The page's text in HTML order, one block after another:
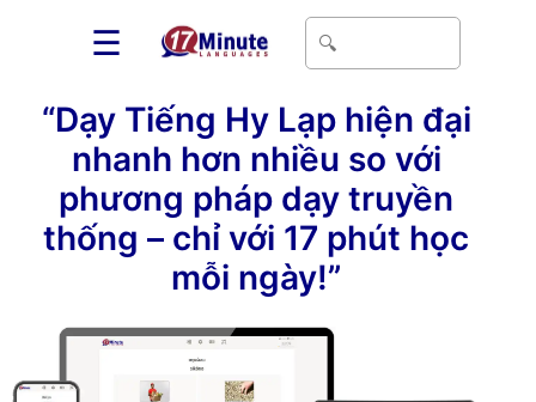
☰
“Dạy Tiếng Hy Lạp hiện đại
nhanh hơn nhiều so với
phương pháp dạy truyền
thống – chỉ với 17 phút học
mỗi ngày!”